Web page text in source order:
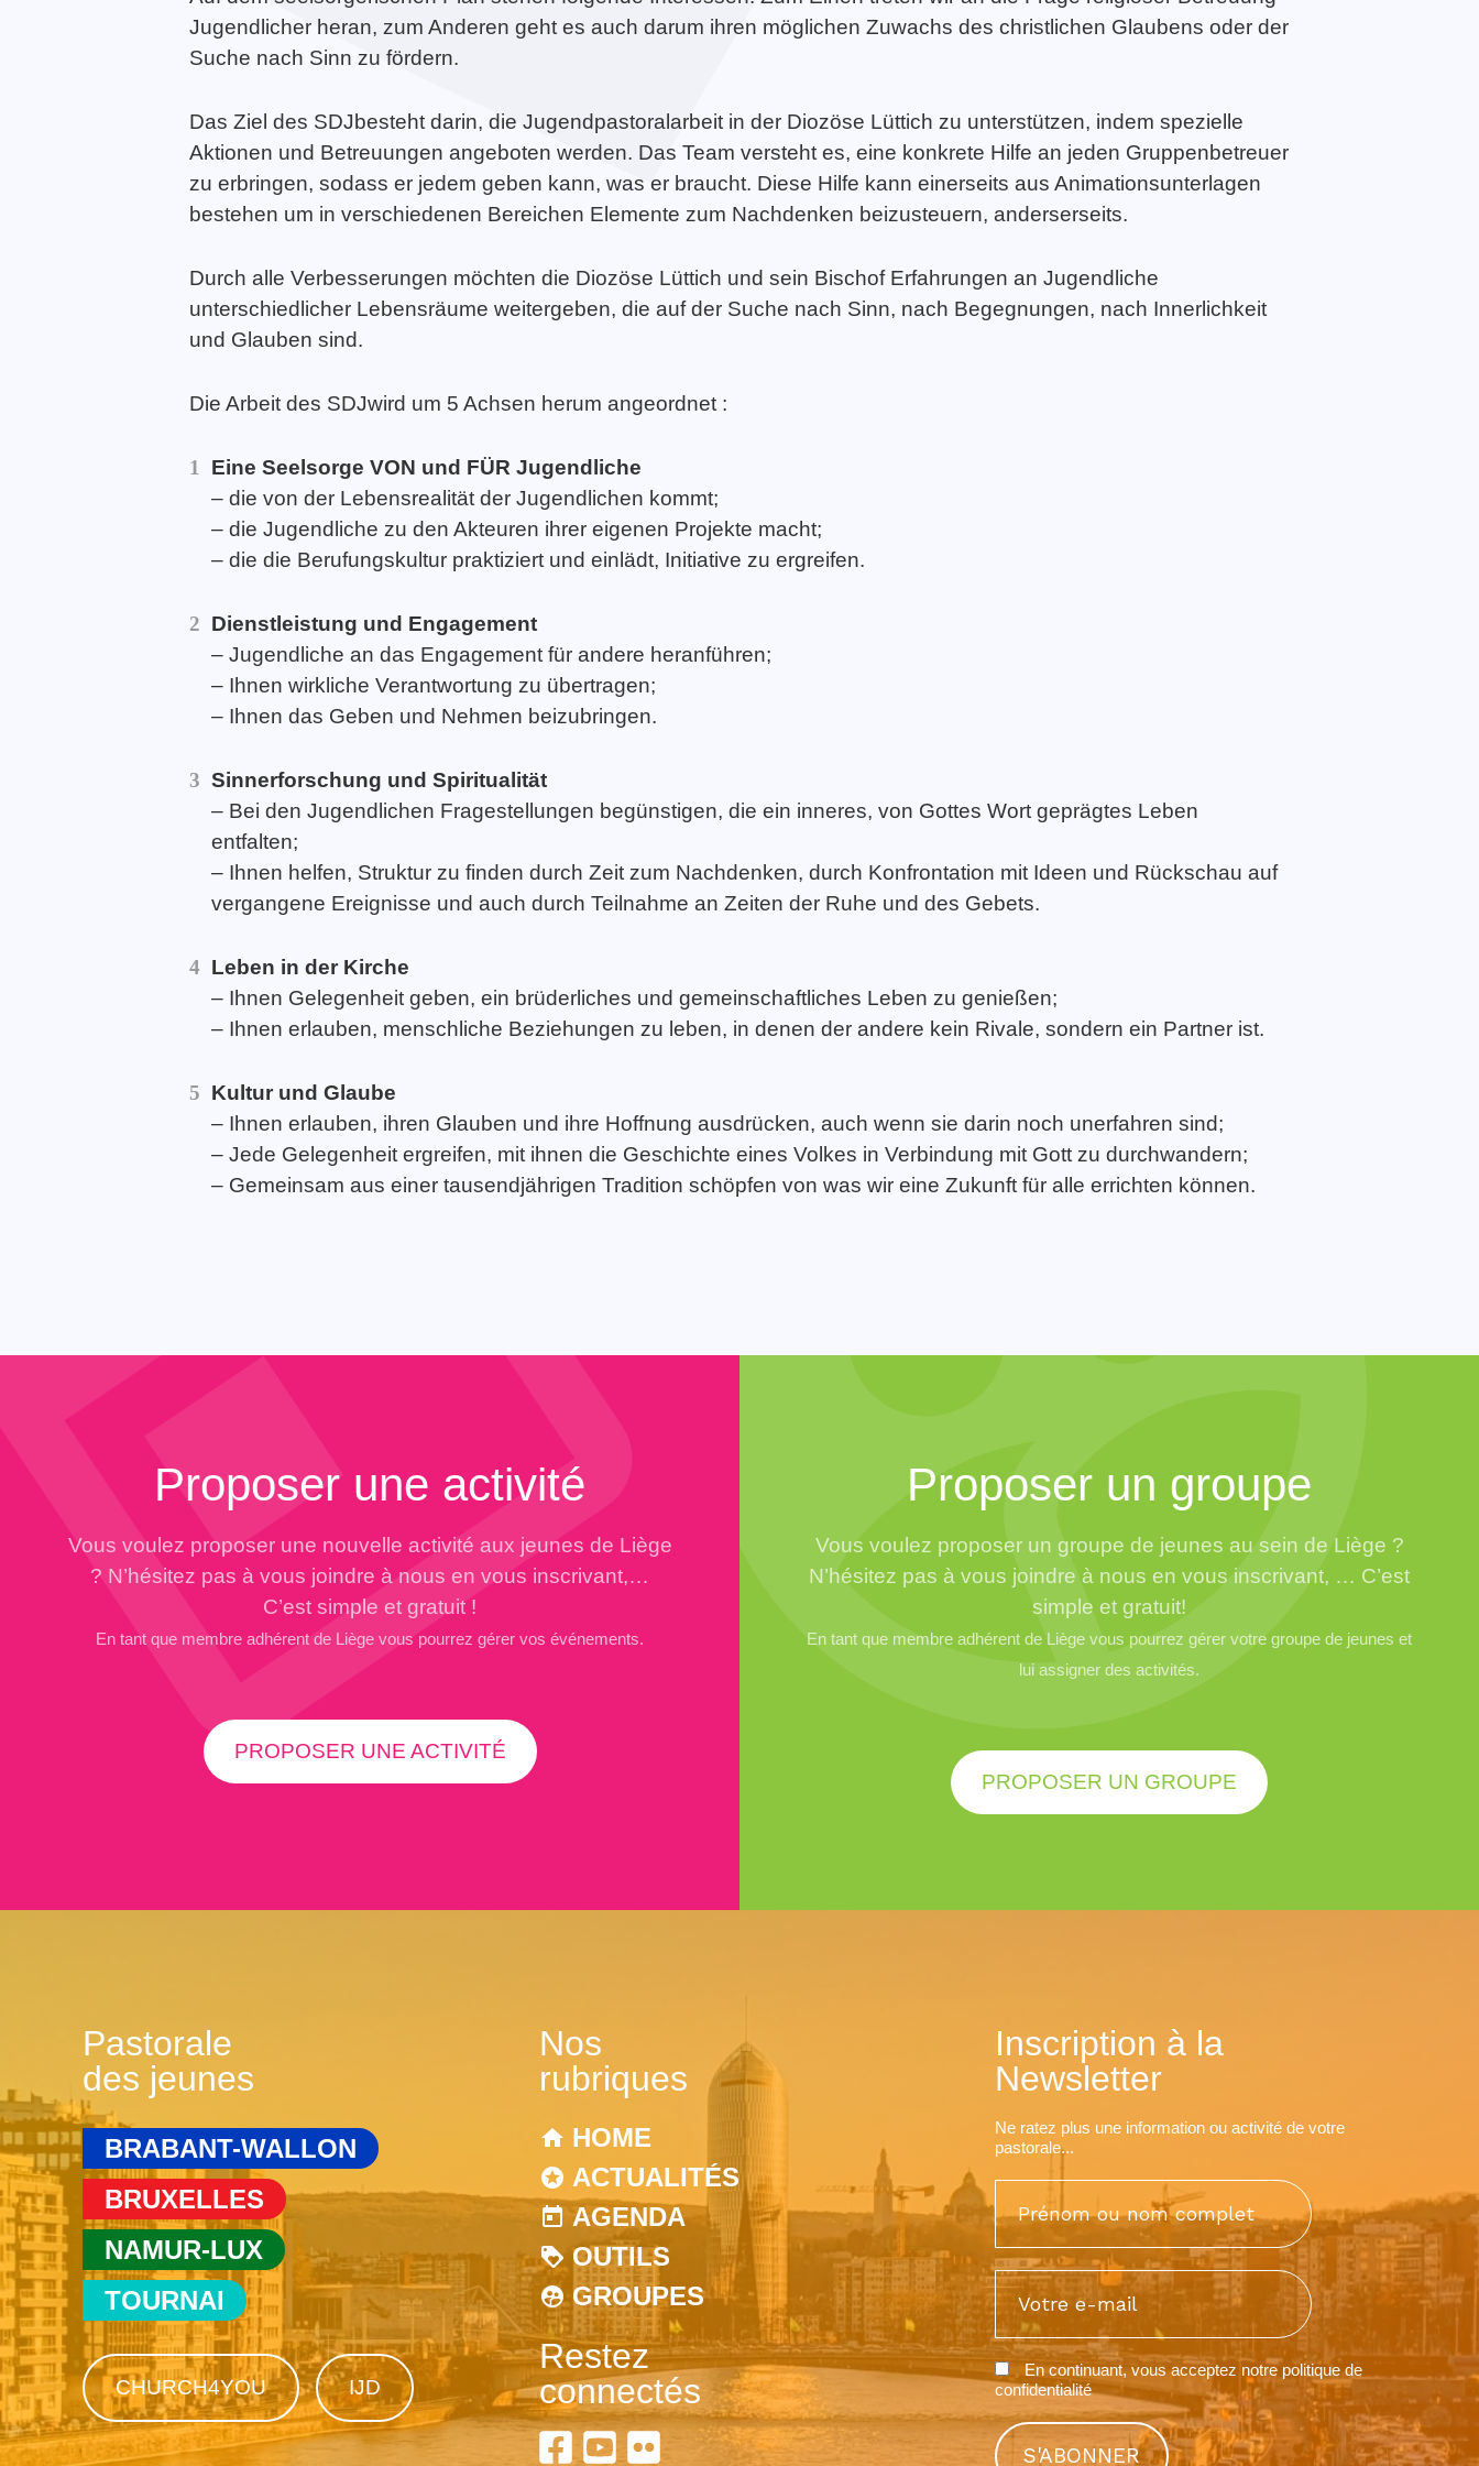
TOUTES LES ACTUALITÉS
TOUTES LES ACTIVITÉS
Jugendlicher heran, zum Anderen geht es auch darum ihren möglichen Zuwachs des christlichen Glaubens oder der
Suche nach Sinn zu fördern.
Das Ziel des SDJbesteht darin, die Jugendpastoralarbeit in der Diozöse Lüttich zu unterstützen, indem spezielle
Aktionen und Betreuungen angeboten werden. Das Team versteht es, eine konkrete Hilfe an jeden Gruppenbetreuer
zu erbringen, sodass er jedem geben kann, was er braucht. Diese Hilfe kann einerseits aus Animationsunterlagen
bestehen um in verschiedenen Bereichen Elemente zum Nachdenken beizusteuern, anderserseits.
Durch alle Verbesserungen möchten die Diozöse Lüttich und sein Bischof Erfahrungen an Jugendliche
unterschiedlicher Lebensräume weitergeben, die auf der Suche nach Sinn, nach Begegnungen, nach Innerlichkeit
und Glauben sind.
Die Arbeit des SDJwird um 5 Achsen herum angeordnet :
Eine Seelsorge VON und FÜR Jugendliche
– die von der Lebensrealität der Jugendlichen kommt;
– die Jugendliche zu den Akteuren ihrer eigenen Projekte macht;
– die die Berufungskultur praktiziert und einlädt, Initiative zu ergreifen.
Dienstleistung und Engagement
– Jugendliche an das Engagement für andere heranführen;
– Ihnen wirkliche Verantwortung zu übertragen;
– Ihnen das Geben und Nehmen beizubringen.
Sinnerforschung und Spiritualität
– Bei den Jugendlichen Fragestellungen begünstigen, die ein inneres, von Gottes Wort geprägtes Leben
entfalten;
– Ihnen helfen, Struktur zu finden durch Zeit zum Nachdenken, durch Konfrontation mit Ideen und Rückschau auf
vergangene Ereignisse und auch durch Teilnahme an Zeiten der Ruhe und des Gebets.
Leben in der Kirche
– Ihnen Gelegenheit geben, ein brüderliches und gemeinschaftliches Leben zu genießen;
– Ihnen erlauben, menschliche Beziehungen zu leben, in denen der andere kein Rivale, sondern ein Partner ist.
Kultur und Glaube
– Ihnen erlauben, ihren Glauben und ihre Hoffnung ausdrücken, auch wenn sie darin noch unerfahren sind;
– Jede Gelegenheit ergreifen, mit ihnen die Geschichte eines Volkes in Verbindung mit Gott zu durchwandern;
– Gemeinsam aus einer tausendjährigen Tradition schöpfen von was wir eine Zukunft für alle errichten können.
Proposer une activité
Vous voulez proposer une nouvelle activité aux jeunes de Liège
? N’hésitez pas à vous joindre à nous en vous inscrivant,…
C’est simple et gratuit !
En tant que membre adhérent de Liège vous pourrez gérer vos événements.
PROPOSER UNE ACTIVITÉ
Proposer un groupe
Vous voulez proposer un groupe de jeunes au sein de Liège ?
N’hésitez pas à vous joindre à nous en vous inscrivant, … C’est
simple et gratuit!
En tant que membre adhérent de Liège vous pourrez gérer votre groupe de jeunes et
lui assigner des activités.
PROPOSER UN GROUPE
Pastorale
des jeunes
BRABANT-WALLON
BRUXELLES
NAMUR-LUX
TOURNAI
CHURCH4YOU IJD
Nos
rubriques
HOME
ACTUALITÉS
AGENDA
OUTILS
GROUPES
Restez
connectés
Inscription à la
Newsletter
Ne ratez plus une information ou activité de votre
pastorale...
En continuant, vous acceptez notre politique de
confidentialité